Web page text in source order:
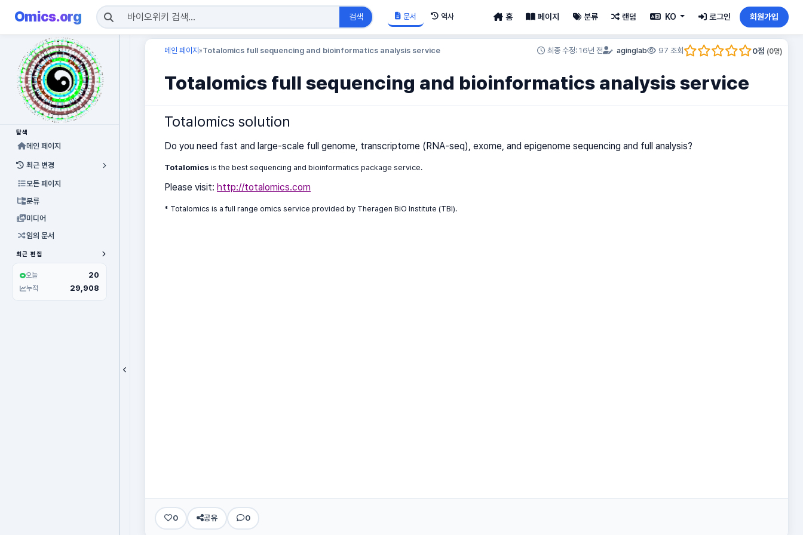
Omics.org 검색 문서 역사 홈 페이지 분류 랜덤 KO 로그인 회원가입
탐색
메인 페이지
최근 변경
모든 페이지
분류
미디어
임의 문서
최근 편집
오늘 20
누적 29,908
메인 페이지 »Totalomics full sequencing and bioinformatics analysis service 최종 수정: 16년 전 aginglab 97 조회 0점 (0명)
Totalomics full sequencing and bioinformatics analysis service
Totalomics solution
Do you need fast and large-scale full genome, transcriptome (RNA-seq), exome, and epigenome sequencing and full analysis?
Totalomics is the best sequencing and bioinformatics package service.
Please visit: http://totalomics.com
* Totalomics is a full range omics service provided by Theragen BiO Institute (TBI).
0 공유 0